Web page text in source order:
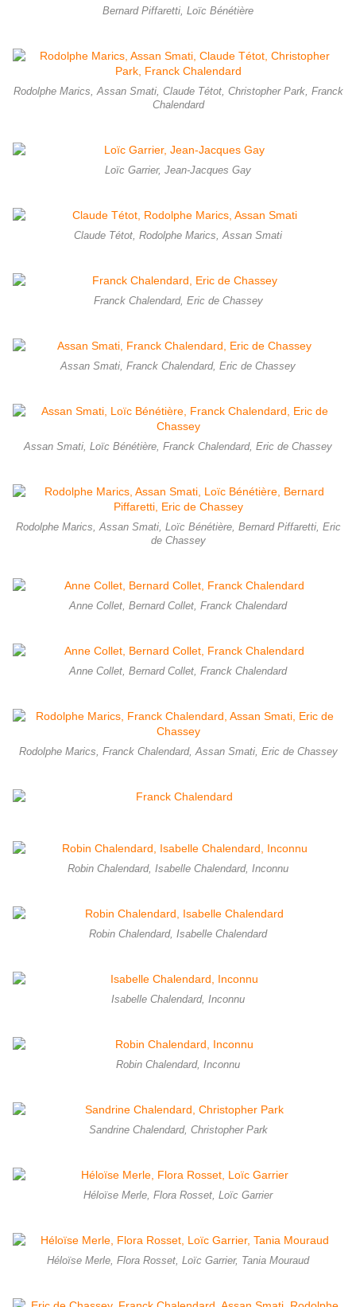
Bernard Piffaretti, Loïc Bénétière
Rodolphe Marics, Assan Smati, Claude Tétot, Christopher Park, Franck
Chalendard
Loïc Garrier, Jean-Jacques Gay
Claude Tétot, Rodolphe Marics, Assan Smati
Franck Chalendard, Eric de Chassey
Assan Smati, Franck Chalendard, Eric de Chassey
Assan Smati, Loïc Bénétière, Franck Chalendard, Eric de Chassey
Rodolphe Marics, Assan Smati, Loïc Bénétière, Bernard Piffaretti, Eric
de Chassey
Anne Collet, Bernard Collet, Franck Chalendard
Anne Collet, Bernard Collet, Franck Chalendard
Rodolphe Marics, Franck Chalendard, Assan Smati, Eric de Chassey
Robin Chalendard, Isabelle Chalendard, Inconnu
Robin Chalendard, Isabelle Chalendard
Isabelle Chalendard, Inconnu
Robin Chalendard, Inconnu
Sandrine Chalendard, Christopher Park
Héloïse Merle, Flora Rosset, Loïc Garrier
Héloïse Merle, Flora Rosset, Loïc Garrier, Tania Mouraud